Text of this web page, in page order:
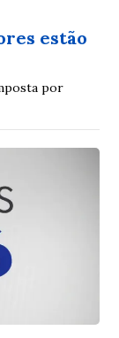
estão
por